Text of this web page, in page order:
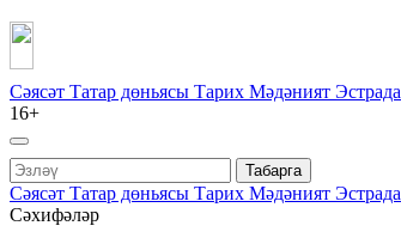
Сәясәт Татар дөньясы Тарих Мәдәният Эстрада
16+
Табарга
Сәясәт Татар дөньясы Тарих Мәдәният Эстрада
Сәхифәләр